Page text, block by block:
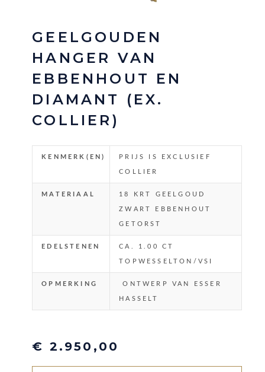
GEELGOUDEN
HANGER VAN
EBBENHOUT EN
DIAMANT (EX.
COLLIER)
KENMERK(EN) PRIJS IS EXCLUSIEF
COLLIER
MATERIAAL 18 KRT GEELGOUD
ZWART EBBENHOUT
GETORST
EDELSTENEN CA. 1.00 CT
TOPWESSELTON/VSI
OPMERKING ONTWERP VAN ESSER
HASSELT
€ 2.950,00